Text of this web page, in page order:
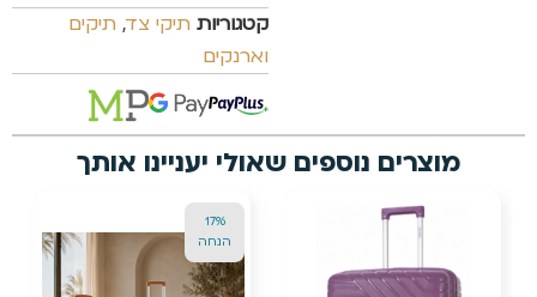
קטגוריות תיקי צד, תיקים
וארנקים
מוצרים נוספים שאולי יעניינו אותך
הנחה